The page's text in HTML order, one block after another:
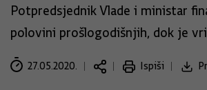
Potpredsjednik Vlade i ministar
polovini prošlogodišnjih, dok je
27.05.2020. Ispiši